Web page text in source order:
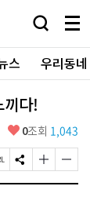
검
창
열
기
메
뉴
전
체
보
스 우리동
다!
좋
요
0조회 1,043
S
N
글
자
글
자